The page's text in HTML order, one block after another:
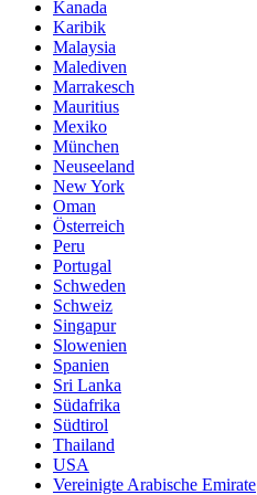
Kanada
Karibik
Malaysia
Malediven
Marrakesch
Mauritius
Mexiko
München
Neuseeland
New York
Oman
Österreich
Peru
Portugal
Schweden
Schweiz
Singapur
Slowenien
Spanien
Sri Lanka
Südafrika
Südtirol
Thailand
USA
Vereinigte Arabische Emirate